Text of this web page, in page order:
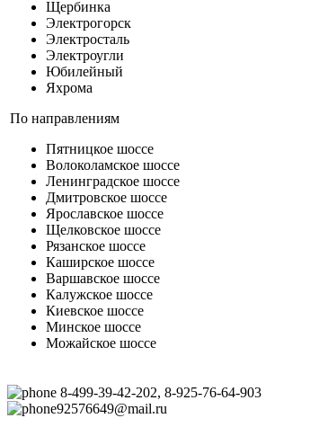
Щербинка
Электрогорск
Электросталь
Электроугли
Юбилейный
Яхрома
По направлениям
Пятницкое шоссе
Волоколамское шоссе
Ленинградское шоссе
Дмитровское шоссе
Ярославское шоссе
Щелковское шоссе
Рязанское шоссе
Каширское шоссе
Варшавское шоссе
Калужское шоссе
Киевское шоссе
Минское шоссе
Можайское шоссе
8-499-39-42-202, 8-925-76-64-903
92576649@mail.ru